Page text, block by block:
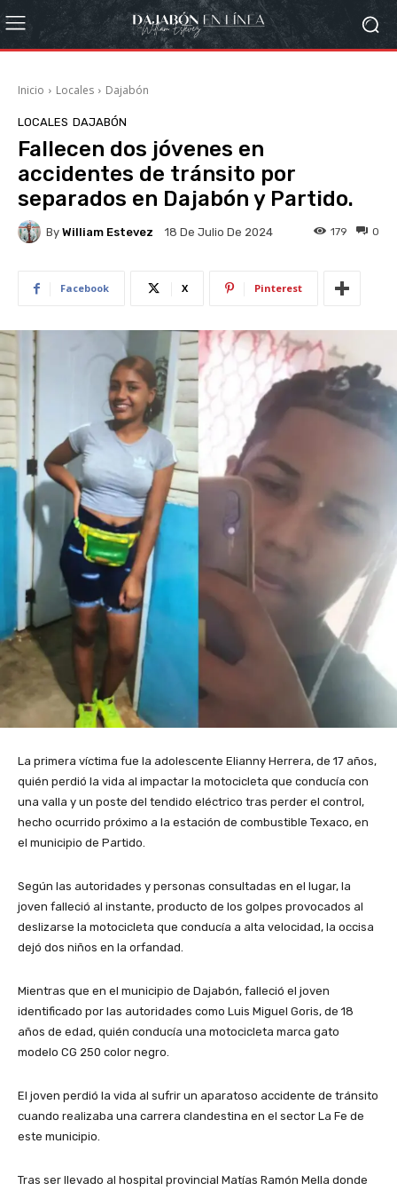
Inicio Locales Dajabón
LOCALES DAJABÓN
Fallecen dos jóvenes en
accidentes de tránsito por
separados en Dajabón y Partido.
By William Estevez 18 De Julio De 2024 0
179
Facebook X Pinterest
La primera víctima fue la adolescente Elianny Herrera, de 17 años,
quién perdió la vida al impactar la motocicleta que conducía con
una valla y un poste del tendido eléctrico tras perder el control,
hecho ocurrido próximo a la estación de combustible Texaco, en
el municipio de Partido.
Según las autoridades y personas consultadas en el lugar, la
joven falleció al instante, producto de los golpes provocados al
deslizarse la motocicleta que conducía a alta velocidad, la occisa
dejó dos niños en la orfandad.
Mientras que en el municipio de Dajabón, falleció el joven
identificado por las autoridades como Luis Miguel Goris, de 18
años de edad, quién conducía una motocicleta marca gato
modelo CG 250 color negro.
El joven perdió la vida al sufrir un aparatoso accidente de tránsito
cuando realizaba una carrera clandestina en el sector La Fe de
este municipio.
Tras ser llevado al hospital provincial Matías Ramón Mella donde